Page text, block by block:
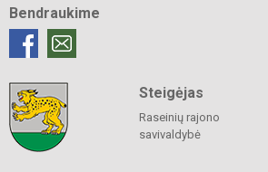
Bendraukime
Steigėjas
Raseinių rajono
savivaldybė